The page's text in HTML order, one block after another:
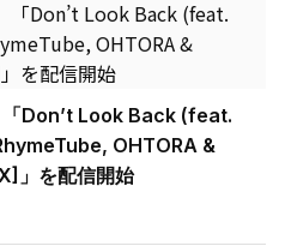
「Don’t Look Back (feat.
OHTORA &
」を配信開始